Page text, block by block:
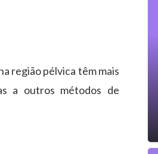
região pélvica têm mais
a outros métodos de